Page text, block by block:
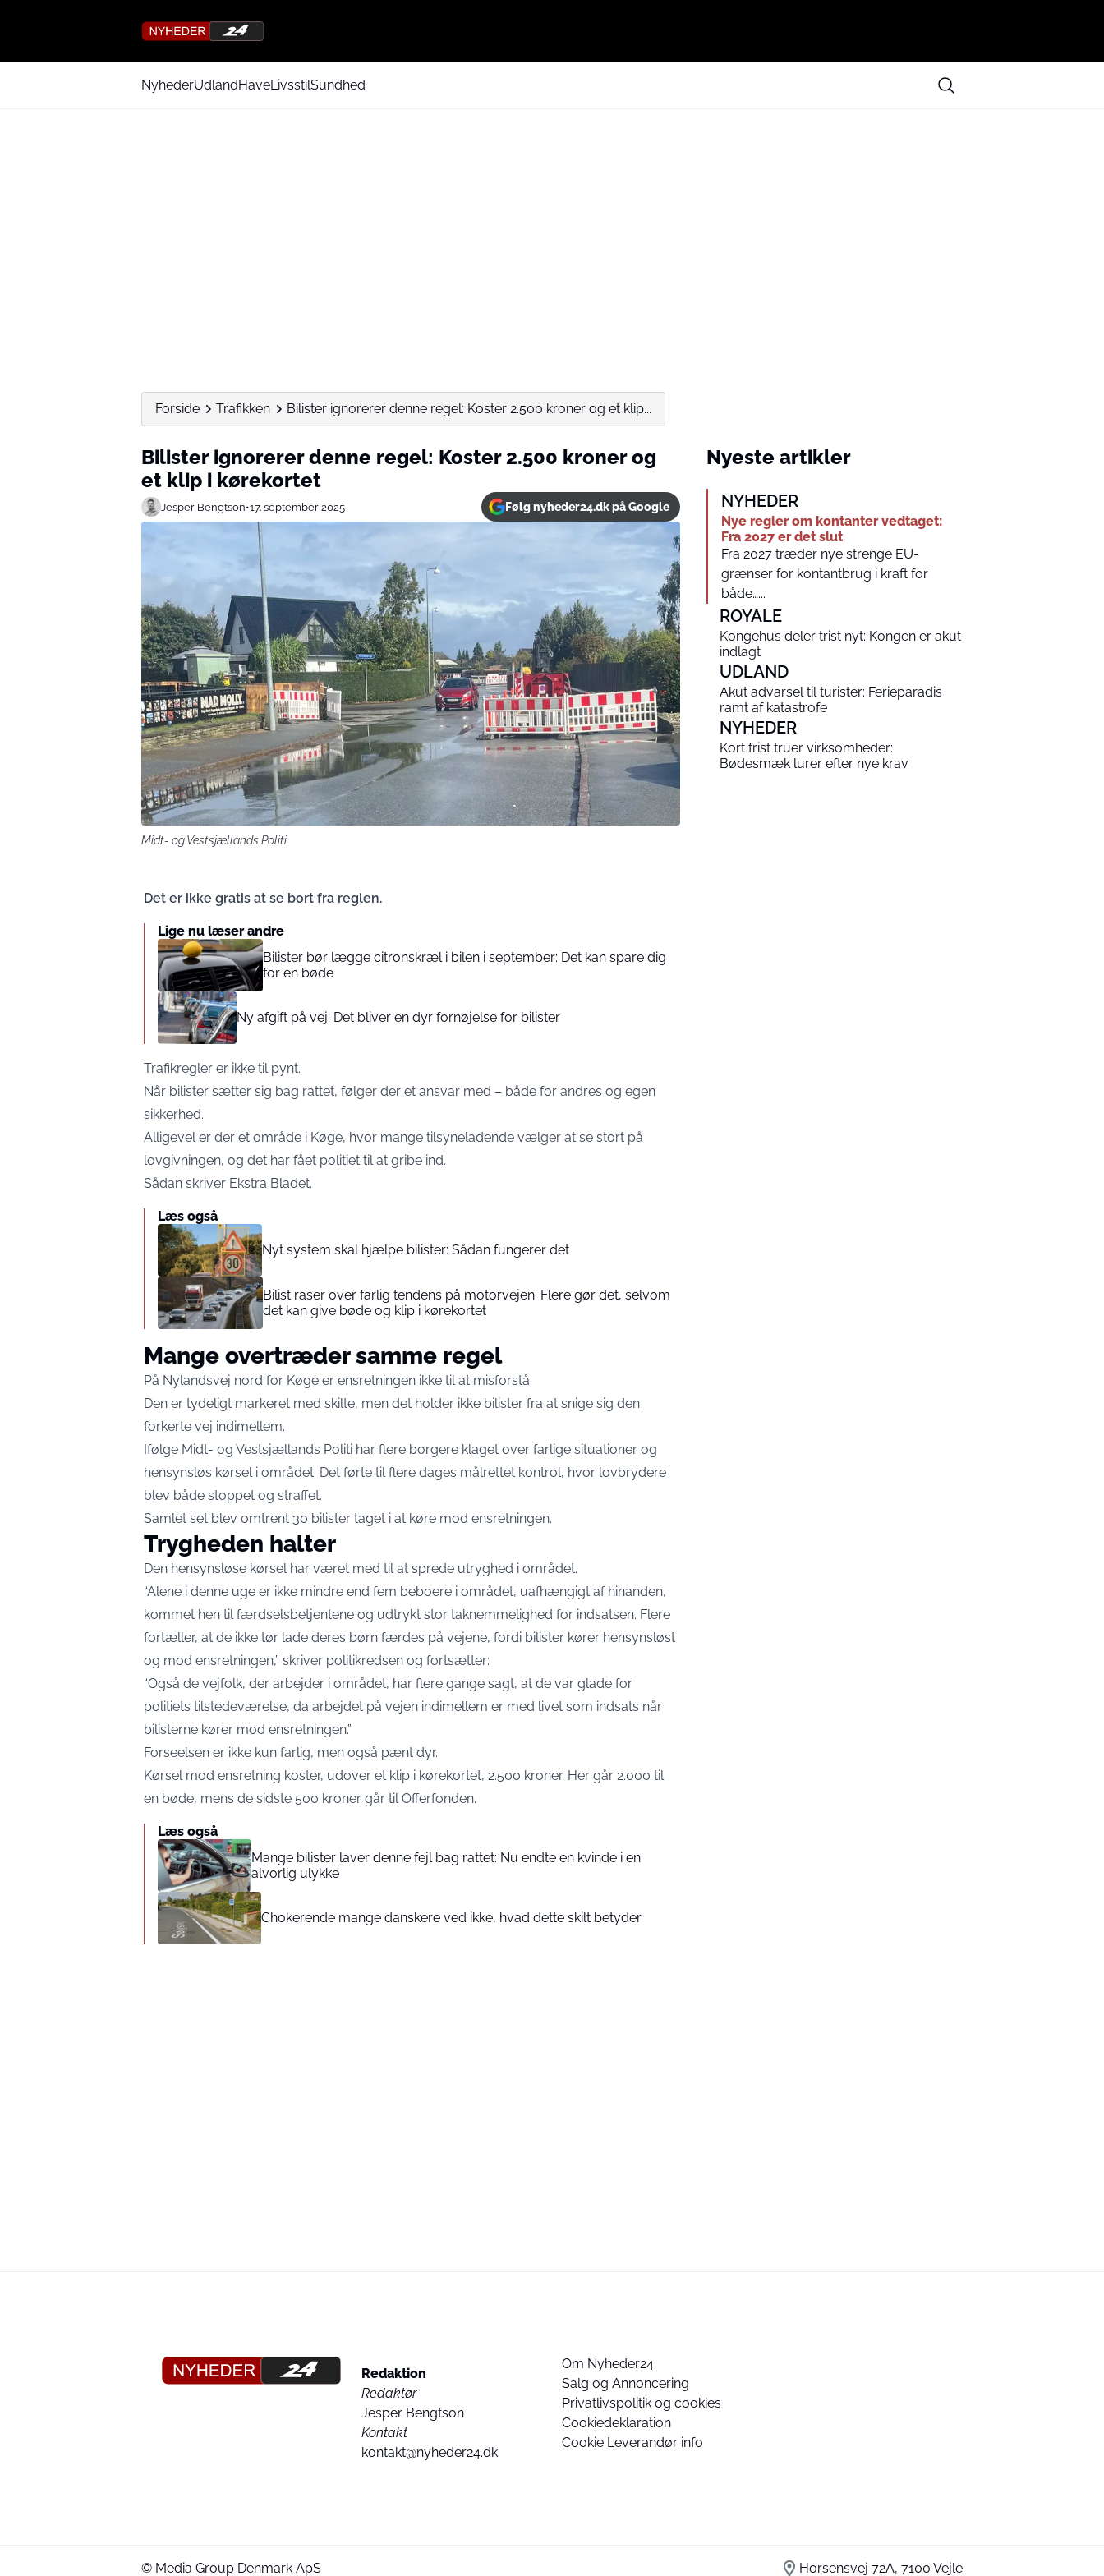
NyhederUdlandHaveLivsstilSundhed
Forside Trafikken Bilister ignorerer denne regel: Koster 2.500 kroner og et klip...
Bilister ignorerer denne regel: Koster 2.500 kroner og
et klip i kørekortet
Jesper Bengtson•17. september 2025 Følg nyheder24.dk på Google
Midt- og Vestsjællands Politi
Det er ikke gratis at se bort fra reglen.
Lige nu læser andre
Bilister bør lægge citronskræl i bilen i september: Det kan spare dig
for en bøde
Ny afgift på vej: Det bliver en dyr fornøjelse for bilister
Trafikregler er ikke til pynt.
Når bilister sætter sig bag rattet, følger der et ansvar med – både for andres og egen
sikkerhed.
Alligevel er der et område i Køge, hvor mange tilsyneladende vælger at se stort på
lovgivningen, og det har fået politiet til at gribe ind.
Sådan skriver Ekstra Bladet.
Læs også
Nyt system skal hjælpe bilister: Sådan fungerer det
Bilist raser over farlig tendens på motorvejen: Flere gør det, selvom
det kan give bøde og klip i kørekortet
Mange overtræder samme regel
På Nylandsvej nord for Køge er ensretningen ikke til at misforstå.
Den er tydeligt markeret med skilte, men det holder ikke bilister fra at snige sig den
forkerte vej indimellem.
Ifølge Midt- og Vestsjællands Politi har flere borgere klaget over farlige situationer og
hensynsløs kørsel i området. Det førte til flere dages målrettet kontrol, hvor lovbrydere
blev både stoppet og straffet.
Samlet set blev omtrent 30 bilister taget i at køre mod ensretningen.
Trygheden halter
Den hensynsløse kørsel har været med til at sprede utryghed i området.
“Alene i denne uge er ikke mindre end fem beboere i området, uafhængigt af hinanden,
kommet hen til færdselsbetjentene og udtrykt stor taknemmelighed for indsatsen. Flere
fortæller, at de ikke tør lade deres børn færdes på vejene, fordi bilister kører hensynsløst
og mod ensretningen,” skriver politikredsen og fortsætter:
“Også de vejfolk, der arbejder i området, har flere gange sagt, at de var glade for
politiets tilstedeværelse, da arbejdet på vejen indimellem er med livet som indsats når
bilisterne kører mod ensretningen.”
Forseelsen er ikke kun farlig, men også pænt dyr.
Kørsel mod ensretning koster, udover et klip i kørekortet, 2.500 kroner. Her går 2.000 til
en bøde, mens de sidste 500 kroner går til Offerfonden.
Læs også
Mange bilister laver denne fejl bag rattet: Nu endte en kvinde i en
alvorlig ulykke
Chokerende mange danskere ved ikke, hvad dette skilt betyder
Nyeste artikler
NYHEDER
Nye regler om kontanter vedtaget:
Fra 2027 er det slut
Fra 2027 træder nye strenge EU-
grænser for kontantbrug i kraft for
både…...
ROYALE
Kongehus deler trist nyt: Kongen er akut
indlagt
UDLAND
Akut advarsel til turister: Ferieparadis
ramt af katastrofe
NYHEDER
Kort frist truer virksomheder:
Bødesmæk lurer efter nye krav
Redaktion
Redaktør
Jesper Bengtson
Kontakt
kontakt@nyheder24.dk
Om Nyheder24
Salg og Annoncering
Privatlivspolitik og cookies
Cookiedeklaration
Cookie Leverandør info
© Media Group Denmark ApS Horsensvej 72A, 7100 Vejle